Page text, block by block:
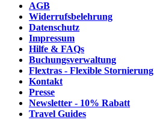
AGB
Widerrufsbelehrung
Datenschutz
Impressum
Hilfe & FAQs
Buchungsverwaltung
Flextras - Flexible Stornierung
Kontakt
Presse
Newsletter - 10% Rabatt
Travel Guides